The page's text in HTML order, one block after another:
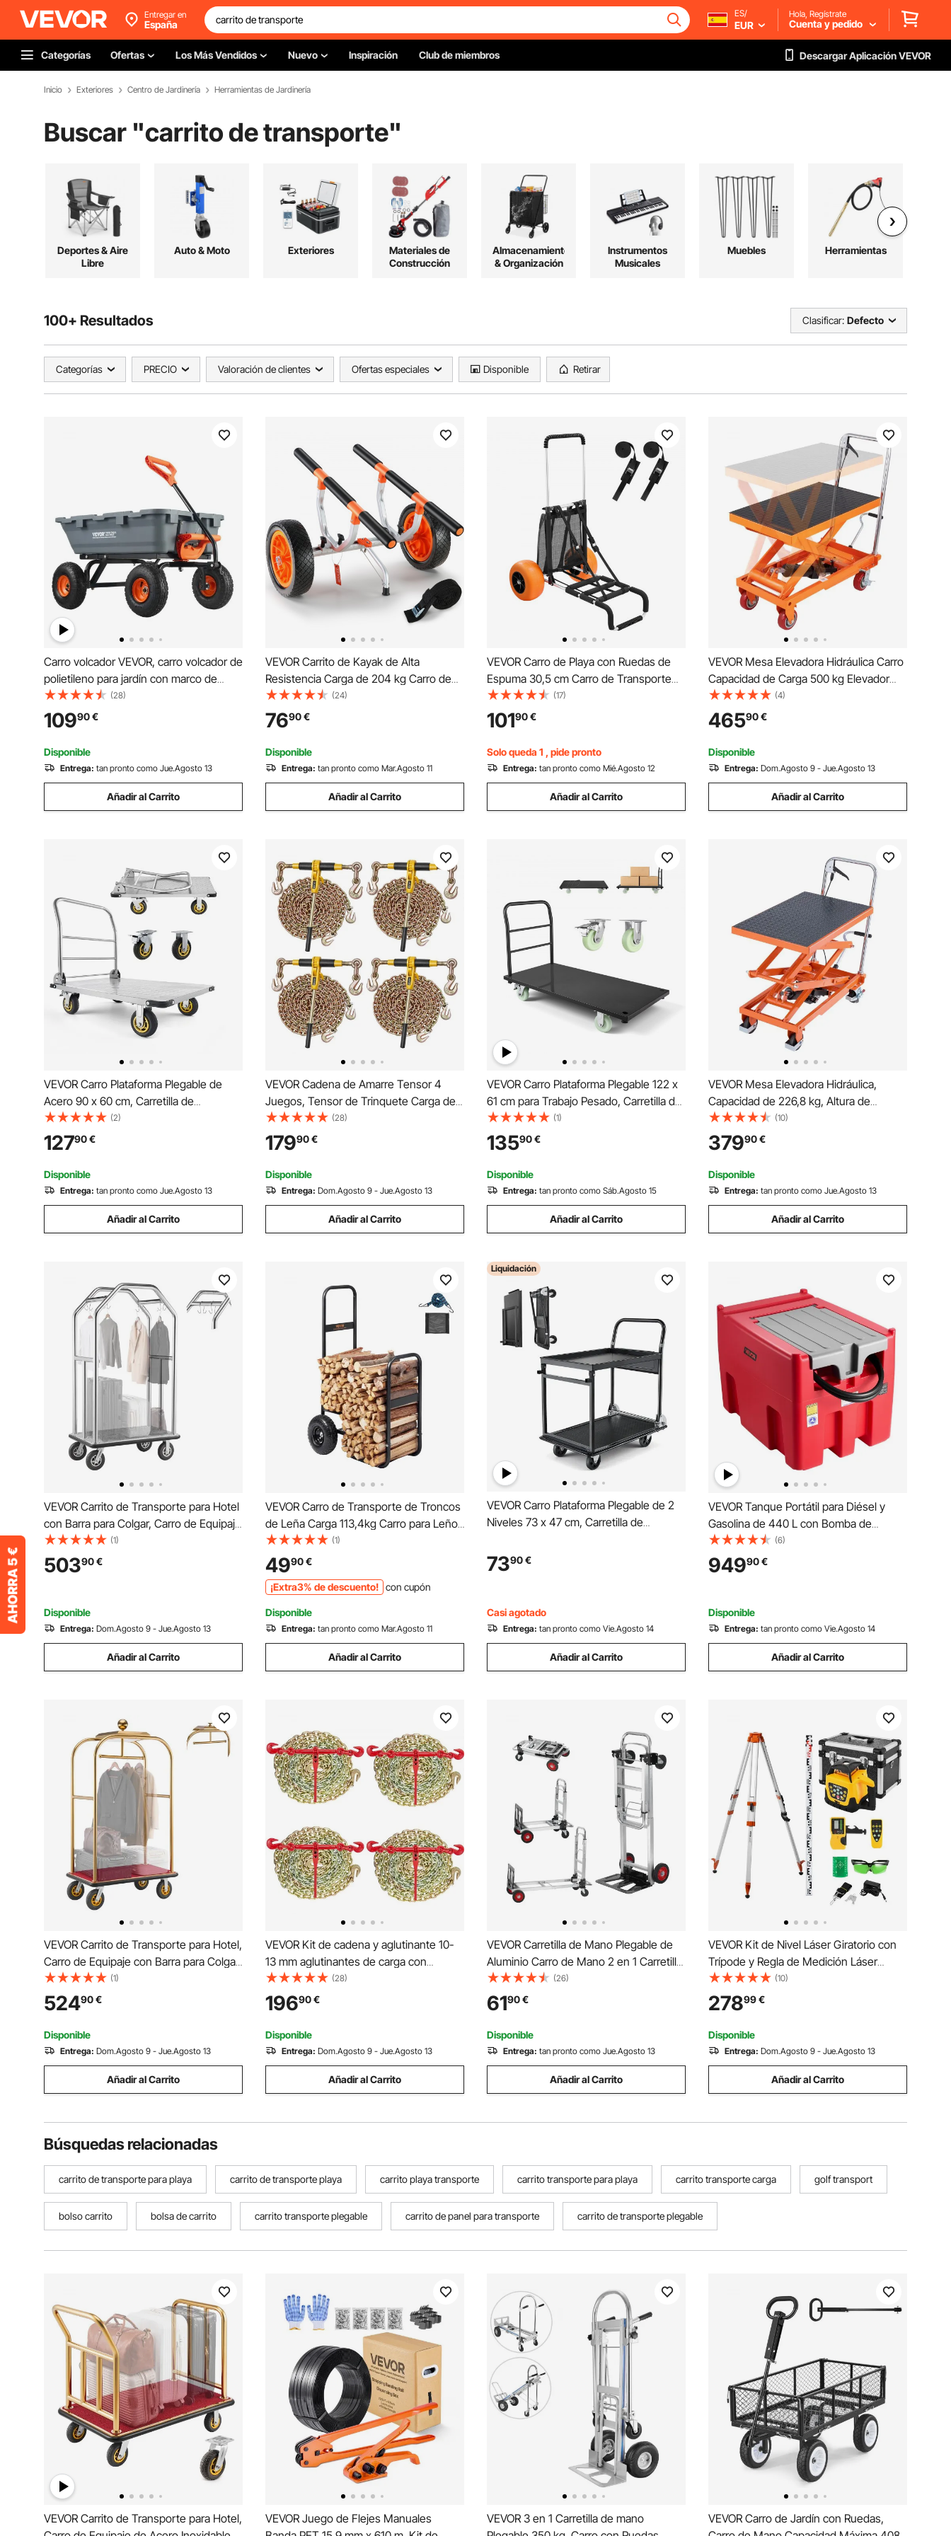
Entregar en
España
ES/
EUR
Hola, Regístrate
Cuenta y pedido
Categorías Ofertas Los Más Vendidos Nuevo Inspiración Club de miembros Descargar Aplicación VEVOR
Inicio Exteriores Centro de Jardinería Herramientas de Jardinería
Buscar "carrito de transporte"
Deportes & Aire
Libre
Auto & Moto Exteriores
Materiales de
Construcción
Almacenamiento
& Organización
Instrumentos
Musicales
Muebles Herramientas
100+ Resultados Clasificar: Defecto
Categorías PRECIO Valoración de clientes Ofertas especiales Disponible Retirar
Carro volcador VEVOR, carro volcador de
polietileno para jardín con marco de
acero fácil de montar, carro volquete
con mango convertible 2 en 1, carretilla
utilitaria de 800 libras de capacidad,
neumáticos de 10 pulgadas
(28)
10990€
Disponible
Entrega: tan pronto como Jue.Agosto 13
Añadir al Carrito
VEVOR Carrito de Kayak de Alta
Resistencia Carga de 204 kg Carro de
Transporte desmontable para Canoas
con Ruedas de 30,5 cm Pie de Apoyo
Antideslizante y Correa de Amarre para
Kayaks Canoas Botes
(24)
7690€
Disponible
Entrega: tan pronto como Mar.Agosto 11
Añadir al Carrito
VEVOR Carro de Playa con Ruedas de
Espuma 30,5 cm Carro de Transporte
76x39 cm Capacidad de Carga 75 kg
Altura Regulable de 82-128,5 cm
Carretilla de Mano para Acampar, Pícnic,
Barbacoa al Aire Libre
(17)
10190€
Solo queda 1 , pide pronto
Entrega: tan pronto como Mié.Agosto 12
Añadir al Carrito
VEVOR Mesa Elevadora Hidráulica Carro
Capacidad de Carga 500 kg Elevador
Manual de Tijera Simple Altura de
Elevación 900 mm 4 Ruedas Cojín
Antideslizante para Manipulación
Transporte
(4)
46590€
Disponible
Entrega: Dom.Agosto 9 - Jue.Agosto 13
Añadir al Carrito
VEVOR Carro Plataforma Plegable de
Acero 90 x 60 cm, Carretilla de
Transporte Carga de 907,18 kg, Carrito
Portaequipajes con Plataforma con
Ruedas de 145 mm, para Tareas
Domésticas, Almacén, Mudanza
(2)
12790€
Disponible
Entrega: tan pronto como Jue.Agosto 13
Añadir al Carrito
VEVOR Cadena de Amarre Tensor 4
Juegos, Tensor de Trinquete Carga de
Trabajo de 3628,7 kg, Carpeta de Carga
con Trinquete Mango Antideslizante
para Asegurar Cargas, Transporte,
Remolques de Camión
(28)
17990€
Disponible
Entrega: Dom.Agosto 9 - Jue.Agosto 13
Añadir al Carrito
VEVOR Carro Plataforma Plegable 122 x
61 cm para Trabajo Pesado, Carretilla de
Transporte Carga de 907 kg, Carrito
Portaequipajes con Plataforma con
Ruedas, para Tareas Domésticas,
Almacén, Mudanza
(1)
13590€
Disponible
Entrega: tan pronto como Sáb.Agosto 15
Añadir al Carrito
VEVOR Mesa Elevadora Hidráulica,
Capacidad de 226,8 kg, Altura de
Elevación de 300-1200 mm, Carrito de
Mesa Elevadora de Tijera Doble con 4
Ruedas y Almohadilla Antideslizante
para Manipulación
(10)
37990€
Disponible
Entrega: tan pronto como Jue.Agosto 13
Añadir al Carrito
VEVOR Carrito de Transporte para Hotel
con Barra para Colgar, Carro de Equipaje
de Acero Inoxidable con Plataforma Gris
de 1080 x 640 mm, Capacidad 680 kg
con Ruedas de Goma para Recepciones
(1)
50390€
Disponible
Entrega: Dom.Agosto 9 - Jue.Agosto 13
Añadir al Carrito
VEVOR Carro de Transporte de Troncos
de Leña Carga 113,4kg Carro para Leños
de Acero 67x52x110cm
Almacenamiento de Leños con Ruedas
de Goma Inflables Soporte para Leños
Exterior para Chimenea, Negro
(1)
4990€
¡Extra3% de descuento! con cupón
Disponible
Entrega: tan pronto como Mar.Agosto 11
Añadir al Carrito
Liquidación
VEVOR Carro Plataforma Plegable de 2
Niveles 73 x 47 cm, Carretilla de
de Empuje con Plataforma con Ruedas
de PU de 102 mm, para Tareas
7390€
Casi agotado
Entrega: tan pronto como Vie.Agosto 14
Añadir al Carrito
VEVOR Tanque Portátil para Diésel y
Gasolina de 440 L con Bomba de
Transferencia Eléctrica, Manguera de
3,8 m y Boquilla de Repostaje
Automática, Tanque para Transporte de
(6)
94990€
Disponible
Entrega: tan pronto como Vie.Agosto 14
Añadir al Carrito
VEVOR Carrito de Transporte para Hotel,
Carro de Equipaje con Barra para Colgar
de Acero Inoxidable con Plataforma Roja
de 1080 x 640 mm, Capacidad 544 kg
con Ruedas de Goma para Resorts
Recepciones
(1)
52490€
Disponible
Entrega: Dom.Agosto 9 - Jue.Agosto 13
Añadir al Carrito
VEVOR Kit de cadena y aglutinante 10-
13 mm aglutinantes de carga con
trinquete 4,18 T de fuerza de trabajo
aglutinantes y cadenas de trinquete con
ganchos G70 10mm x 3m para camión,
amarre, transporte
(28)
19690€
Disponible
Entrega: Dom.Agosto 9 - Jue.Agosto 13
Añadir al Carrito
VEVOR Carretilla de Mano Plegable de
Aluminio Carro de Mano 2 en 1 Carretilla
de Transporte Plegable con Plataforma
Carga de 181 kg Ruedas de Goma para
Transporte de Mercancías de Almacén
Supermercado
(26)
6190€
Disponible
Entrega: tan pronto como Jue.Agosto 13
Añadir al Carrito
VEVOR Kit de Nivel Láser Giratorio con
Trípode y Regla de Medición Láser
Verde, Alcance de 500 m, Giro de 360°,
Ángulo de Escaneo Flexible, con
Receptor de Control Remoto y Estuche
de Transporte
(10)
27899€
Disponible
Entrega: Dom.Agosto 9 - Jue.Agosto 13
Añadir al Carrito
Búsquedas relacionadas
carrito de transporte para playa carrito de transporte playa carrito playa transporte carrito transporte para playa carrito transporte carga golf transport
bolso carrito bolsa de carrito carrito transporte plegable carrito de panel para transporte carrito de transporte plegable
VEVOR Carrito de Transporte para Hotel,
VEVOR Juego de Flejes Manuales
VEVOR 3 en 1 Carretilla de mano
VEVOR Carro de Jardín con Ruedas,